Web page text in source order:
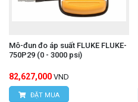
Mô-đun đo áp suất FLUKE FLUKE-
750P29 (0 - 3000 psi)
82,627,000 VND
ĐẶT MUA